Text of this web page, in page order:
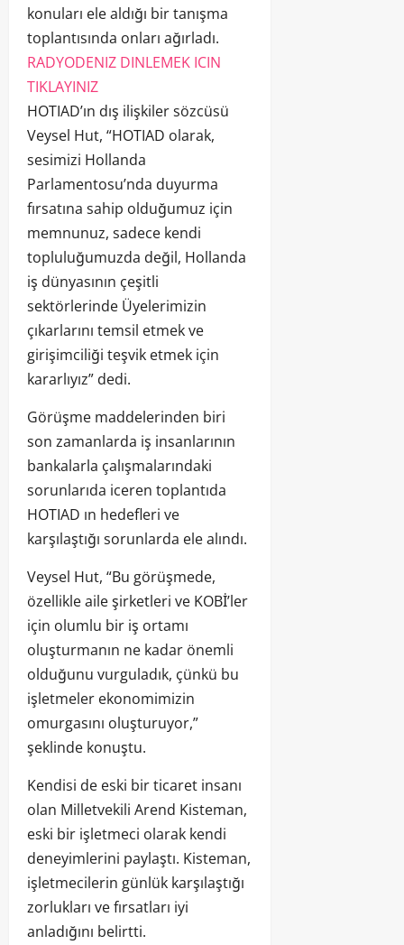
konuları ele aldığı bir tanışma
toplantısında onları ağırladı.
RADYODENIZ DINLEMEK ICIN
TIKLAYINIZ
HOTIAD’ın dış ilişkiler sözcüsü
Veysel Hut, “HOTIAD olarak,
sesimizi Hollanda
Parlamentosu’nda duyurma
fırsatına sahip olduğumuz için
memnunuz, sadece kendi
topluluğumuzda değil, Hollanda
iş dünyasının çeşitli
sektörlerinde Üyelerimizin
çıkarlarını temsil etmek ve
girişimciliği teşvik etmek için
kararlıyız” dedi.
Görüşme maddelerinden biri
son zamanlarda iş insanlarının
bankalarla çalışmalarındaki
sorunlarıda iceren toplantıda
HOTIAD ın hedefleri ve
karşılaştığı sorunlarda ele alındı.
Veysel Hut, “Bu görüşmede,
özellikle aile şirketleri ve KOBİ’ler
için olumlu bir iş ortamı
oluşturmanın ne kadar önemli
olduğunu vurguladık, çünkü bu
işletmeler ekonomimizin
omurgasını oluşturuyor,”
şeklinde konuştu.
Kendisi de eski bir ticaret insanı
olan Milletvekili Arend Kisteman,
eski bir işletmeci olarak kendi
deneyimlerini paylaştı. Kisteman,
işletmecilerin günlük karşılaştığı
zorlukları ve fırsatları iyi
anladığını belirtti.